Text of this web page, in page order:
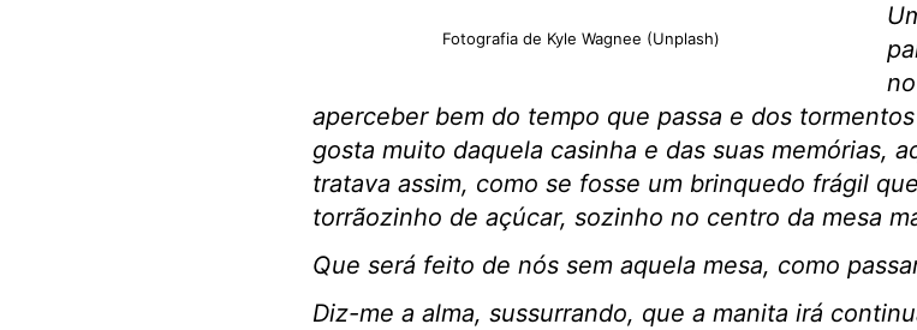
Fotografia de Kyle Wagnee (Unplash)
aperceber bem do tempo que passa e dos
gosta muito daquela casinha e das suas memórias,
tratava assim, como se fosse um brinquedo frágil
torrãozinho de açúcar, sozinho no centro da mesa
Que será feito de nós sem aquela mesa, como
Diz-me a alma, sussurrando, que a manita irá